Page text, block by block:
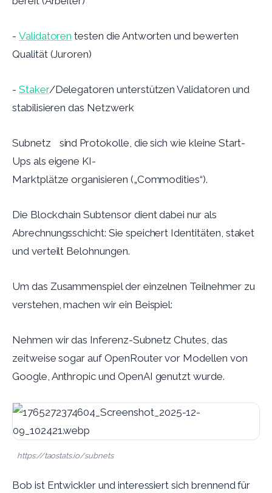
- Validatoren testen die Antworten und bewerten
Qualität (Juroren)
- Staker/Delegatoren unterstützen Validatoren und
stabilisieren das Netzwerk
Subnetz
sind Protokolle, die sich wie kleine Start-
Ups als eigene KI-
Marktplätze organisieren („Commodities“).
Die Blockchain Subtensor dient dabei nur als
Abrechnungsschicht: Sie speichert Identitäten, staket
und verteilt Belohnungen.
Um das Zusammenspiel der einzelnen Teilnehmer zu
verstehen, machen wir ein Beispiel:
Nehmen wir das Inferenz-Subnetz Chutes, das
zeitweise sogar auf OpenRouter vor Modellen von
Google, Anthropic und OpenAI genutzt wurde.
https://taostats.io/subnets
Bob ist Entwickler und interessiert sich brennend für